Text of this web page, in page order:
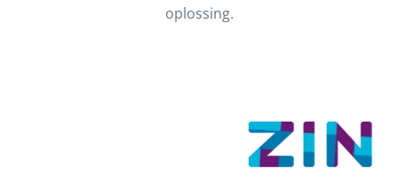
oplossing.